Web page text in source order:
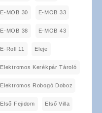
E-MOB 30 E-MOB 33
E-MOB 38 E-MOB 43
E-Roll 11 Eleje
Elektromos Kerékpár Tároló
Elektromos Robogó Doboz
Első Fejidom Első Villa